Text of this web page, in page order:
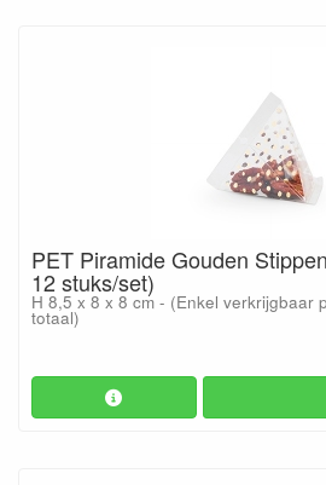
PET Piramide Gouden
12 stuks/set)
H 8,5 x 8 x 8 cm - (Enkel verkrijgbaar
totaal)